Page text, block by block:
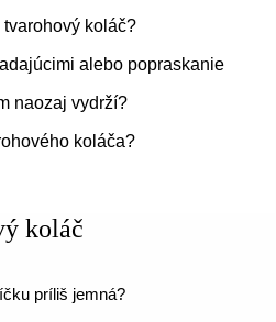
koláč?
alebo popraskanie
naozaj vydrží?
koláča?
koláč
príliš jemná?